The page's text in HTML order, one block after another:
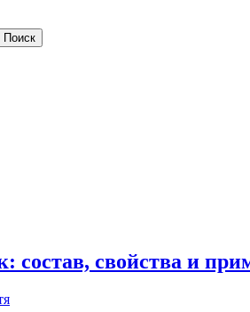
состав, свойства и